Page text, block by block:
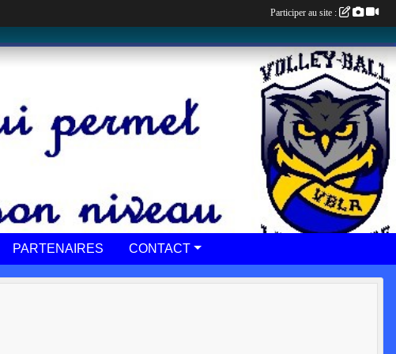
PARTENAIRES CONTACT
Participer au site :